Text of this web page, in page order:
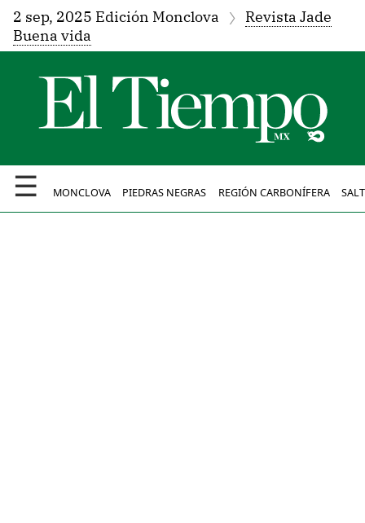
2 sep, 2025 Edición Monclova
Revista Jade
Buena vida
☰ MONCLOVA PIEDRAS NEGRAS REGIÓN CARBONÍFERA